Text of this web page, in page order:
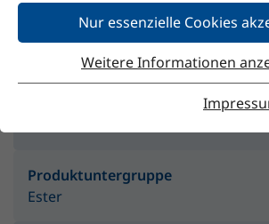
Nur essenzielle Cookies
Weitere Informationen
Merkmale
Produktuntergruppe
Ester